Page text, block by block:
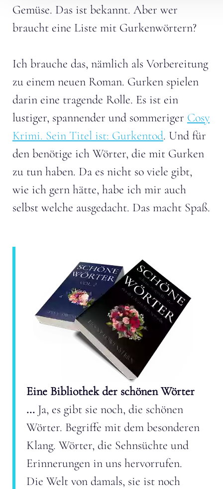
Gemüse. Das ist bekannt. Aber wer
braucht eine Liste mit Gurkenwörtern?
Ich brauche das, nämlich als Vorbereitung
zu einem neuen Roman. Gurken spielen
darin eine tragende Rolle. Es ist ein
lustiger, spannender und sommeriger Cosy
Krimi. Sein Titel ist: Gurkentod. Und für
den benötige ich Wörter, die mit Gurken
zu tun haben. Da es nicht so viele gibt,
wie ich gern hätte, habe ich mir auch
selbst welche ausgedacht. Das macht Spaß.
Eine Bibliothek der schönen Wörter
... Ja, es gibt sie noch, die schönen
Wörter. Begriffe mit dem besonderen
Klang. Wörter, die Sehnsüchte und
Erinnerungen in uns hervorrufen.
Die Welt von damals, sie ist noch